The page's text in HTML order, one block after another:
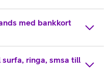
med bankkort
ringa, smsa till